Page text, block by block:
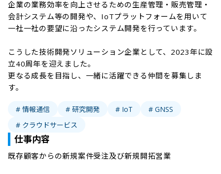
企業の業務効率を向上させるための生産管理・販売管理・
会計システム等の開発や、IoTプラットフォームを用いて
一社一社の要望に沿ったシステム開発を行っています。
こうした技術開発ソリューション企業として、2023年に設
立40周年を迎えました。
更なる成長を目指し、一緒に活躍できる仲間を募集しま
す。
# 情報通信 # 研究開発 # IoT
# GNSS
# クラウドサービス
仕事内容
既存顧客からの新規案件受注及び新規開拓営業